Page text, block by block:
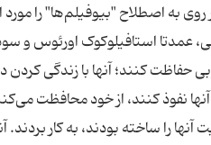
به اصطلاح "بیوفیلم‌ها" را
استافیلوکوک اورئوس و
حفاظت کنند؛ آنها با زندگی
نفوذ کنند، از خود محافظت
را ساخته بودند، به کار